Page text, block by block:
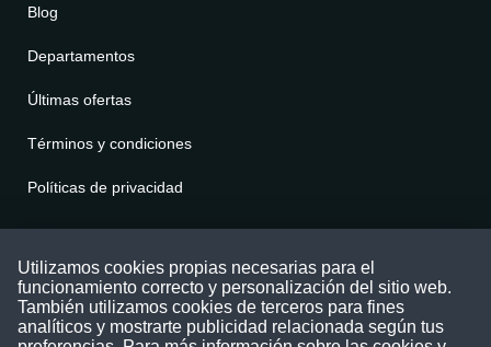
Blog
Departamentos
Últimas ofertas
Términos y condiciones
Políticas de privacidad
Puede comunicarse con nosotros a través
nuestras redes sociales o del correo:
contacto@convocatoriasdetrabajo.com
Utilizamos cookies propias necesarias para el
funcionamiento correcto y personalización del sitio web.
También utilizamos cookies de terceros para fines
analíticos y mostrarte publicidad relacionada según tus